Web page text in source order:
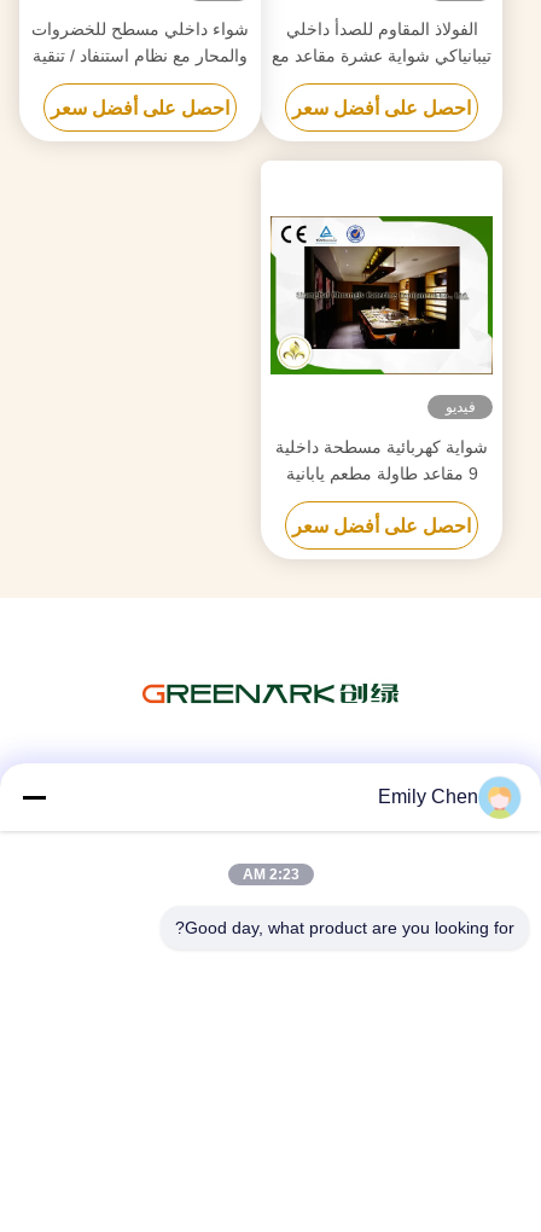
الفولاذ المقاوم للصدأ داخلي
تيبانياكي شواية عشرة مقاعد مع
مرسب الدخان
احصل على أفضل سعر
شواء داخلي مسطح للخضروات
والمحار مع نظام استنفاد / تنقية
احصل على أفضل سعر
فيديو
شواية كهربائية مسطحة داخلية
9 مقاعد طاولة مطعم يابانية
شهادة CE ISO9001
احصل على أفضل سعر
Emily Chen
2:23 AM
Good day, what product are you looking for?